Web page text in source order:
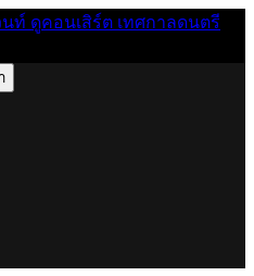
ดูคอนเสิร์ต เทศกาลดนตรี เพลง